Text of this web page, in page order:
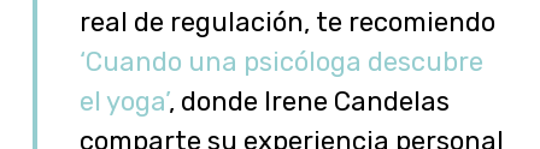
real de regulación, te recomiendo
‘Cuando una psicóloga descubre
el yoga’, donde Irene Candelas
comparte su experiencia personal